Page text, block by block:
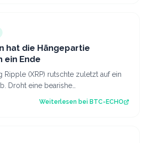
hat die Hängepartie
ein Ende
Ripple (XRP) rutschte zuletzt auf ein
Droht eine bearishe
Weiterlesen bei BTC-ECHO